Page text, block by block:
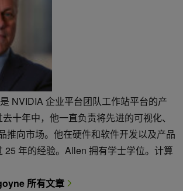
NVIDIA 企业平台团队工作站平台的产
十年中，他一直负责将先进的可视化、
推向市场。他在硬件和软件开发以及产品
25 年的经验。Allen 拥有学士学位。计算
所有文章